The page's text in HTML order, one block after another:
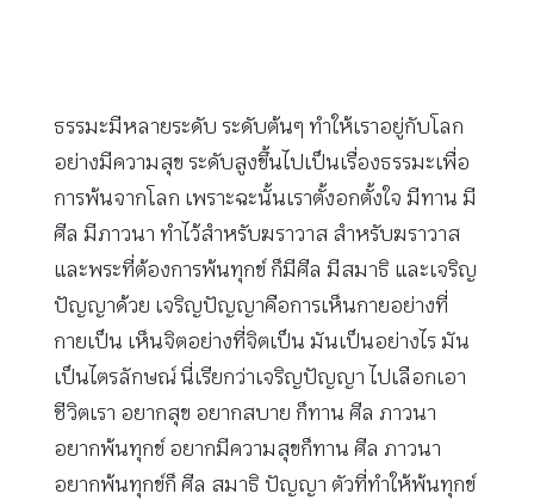
ธรรมะมีหลายระดับ ระดับต้นๆ ทำให้เราอยู่กับโลก
อย่างมีความสุข ระดับสูงขึ้นไปเป็นเรื่องธรรมะเพื่อ
การพ้นจากโลก เพราะฉะนั้นเราตั้งอกตั้งใจ มีทาน มี
ศีล มีภาวนา ทำไว้สำหรับฆราวาส สำหรับฆราวาส
และพระที่ต้องการพ้นทุกข์ ก็มีศีล มีสมาธิ และเจริญ
ปัญญาด้วย เจริญปัญญาคือการเห็นกายอย่างที่
กายเป็น เห็นจิตอย่างที่จิตเป็น มันเป็นอย่างไร มัน
เป็นไตรลักษณ์ นี่เรียกว่าเจริญปัญญา ไปเลือกเอา
ชีวิตเรา อยากสุข อยากสบาย ก็ทาน ศีล ภาวนา
อยากพ้นทุกข์ อยากมีความสุขก็ทาน ศีล ภาวนา
อยากพ้นทุกข์ก็ ศีล สมาธิ ปัญญา ตัวที่ทำให้พ้นทุกข์